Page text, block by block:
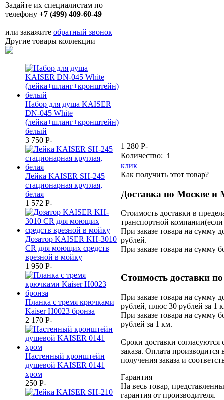
Задайте их специалистам по
телефону +7 (499) 409-60-49
или закажите обратный звонок
Другие товары коллекции
Набор для душа KAISER
DN-045 White
(лейка+шланг+кронштейн)
белый
3 750 P-
Лейка KAISER SH-245
стационарная круглая,
белая
1 572 P-
Дозатор KAISER KH-3010
CR для моющих средств
врезной в мойку
1 950 P-
Планка с тремя крючками
Kaiser H0023 бронза
2 170 P-
Настенный кронштейн
душевой KAISER 0141
хром
250 P-
1 280 P-
Количество:
клик
Как получить этот товар?
Доставка по Москве
Стоимость доставки в
транспортной компании(если
При заказе товара на сумму
рублей.
При заказе товара на сумму
Стоимость доставки
При заказе товара на сумму
рублей, плюс 30 рублей за 1
При заказе товара на сумму
рублей за 1 км.
Сроки доставки
заказа. Оплата
получения заказа и
Гарантия
На весь товар,
гарантия от производителя.